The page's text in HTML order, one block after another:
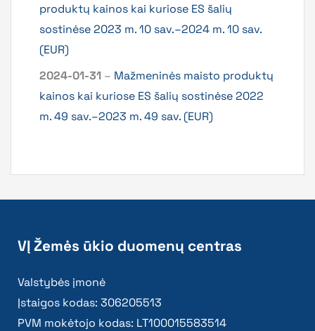
produktų kainos kai kuriose ES šalių
sostinėse 2023 m. 10 sav.–2024 m. 10 sav.
(EUR)
2024-01-31 – Mažmeninės maisto produktų
kainos kai kuriose ES šalių sostinėse 2022
m. 49 sav.–2023 m. 49 sav. (EUR)
VĮ Žemės ūkio duomenų centras
Valstybės įmonė
Įstaigos kodas: 306205513
PVM mokėtojo kodas: LT100015583514